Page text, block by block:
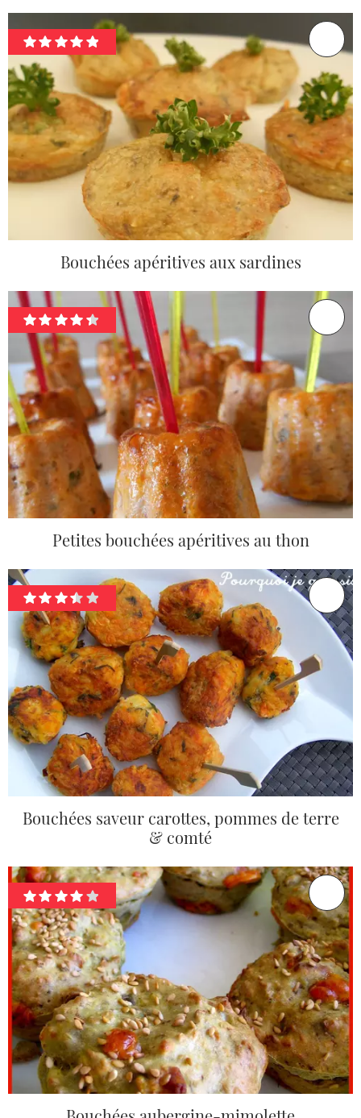
Bouchées apéritives aux sardines
Petites bouchées apéritives au thon
Bouchées saveur carottes, pommes de terre
& comté